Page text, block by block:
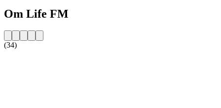
Om Life FM
(34)